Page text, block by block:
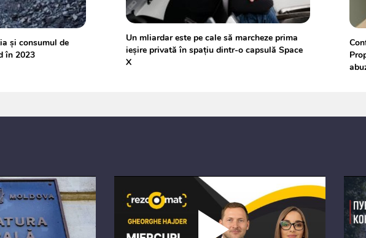
și consumul de
în 2023
Un mliardar este pe cale să marcheze prima
ieșire privată în spațiu dintr-o capsulă Space
X